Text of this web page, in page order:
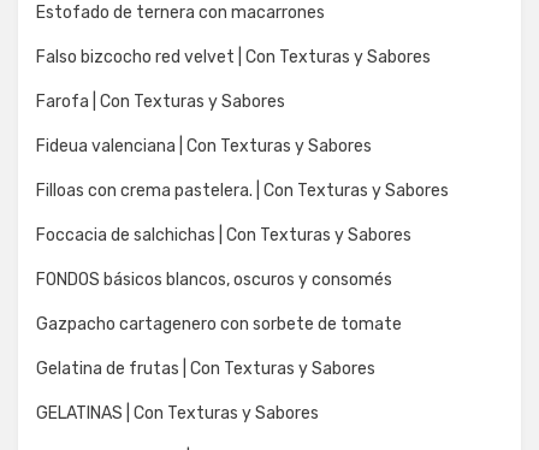
Estofado de ternera con macarrones
Falso bizcocho red velvet | Con Texturas y Sabores
Farofa | Con Texturas y Sabores
Fideua valenciana | Con Texturas y Sabores
Filloas con crema pastelera. | Con Texturas y Sabores
Foccacia de salchichas | Con Texturas y Sabores
FONDOS básicos blancos, oscuros y consomés
Gazpacho cartagenero con sorbete de tomate
Gelatina de frutas | Con Texturas y Sabores
GELATINAS | Con Texturas y Sabores